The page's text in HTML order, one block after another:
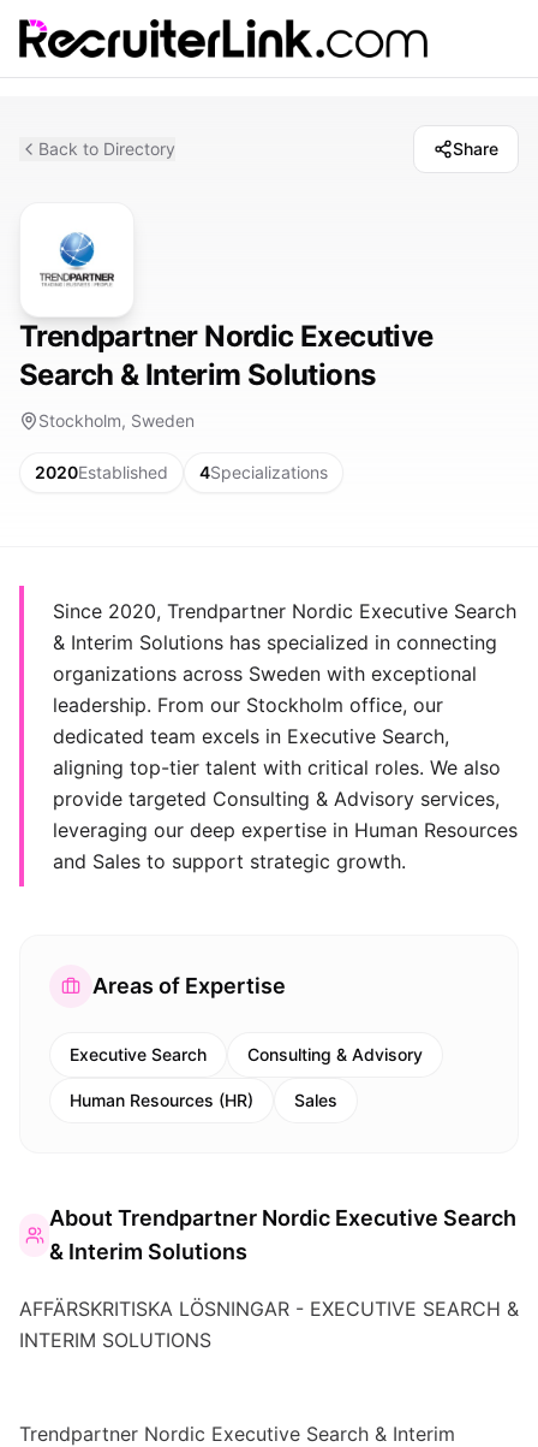
Back to Directory Share
Trendpartner Nordic Executive
Search & Interim Solutions
Stockholm, Sweden
2020Established 4Specializations
Since 2020, Trendpartner Nordic Executive Search
& Interim Solutions has specialized in connecting
organizations across Sweden with exceptional
leadership. From our Stockholm office, our
dedicated team excels in Executive Search,
aligning top-tier talent with critical roles. We also
provide targeted Consulting & Advisory services,
leveraging our deep expertise in Human Resources
and Sales to support strategic growth.
Areas of Expertise
Executive Search Consulting & Advisory
Human Resources (HR) Sales
AboutTrendpartner Nordic Executive Search
& Interim Solutions
AFFÄRSKRITISKA LÖSNINGAR - EXECUTIVE SEARCH &
INTERIM SOLUTIONS
Trendpartner Nordic Executive Search & Interim